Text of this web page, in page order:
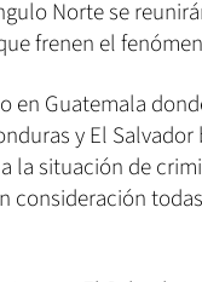
Norte se
frenen el
en Guatemala
y El
la situación de
consideración